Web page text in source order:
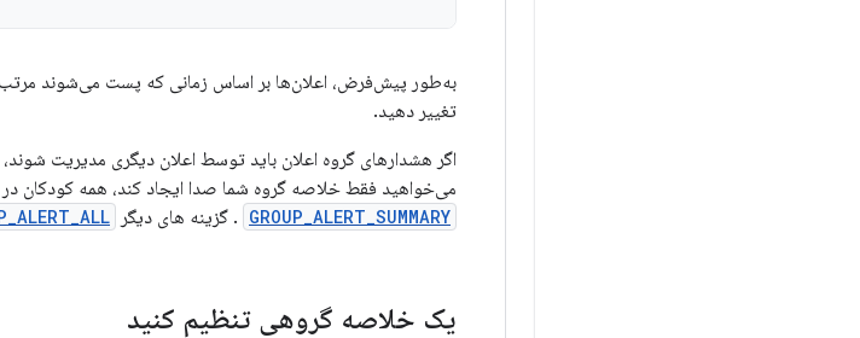
به‌طور پیش‌فرض، اعلان‌ها بر اساس زمانی که پست می‌شوند مرتب
تغییر دهید.
اگر هشدارهای گروه اعلان باید توسط اعلان دیگری مدیریت شوند،
می‌خواهید فقط خلاصه گروه شما صدا ایجاد کند، همه کودکان در
GROUP_ALERT_SUMMARY . گزینه های دیگر
یک خلاصه گروهی تنظیم کنید